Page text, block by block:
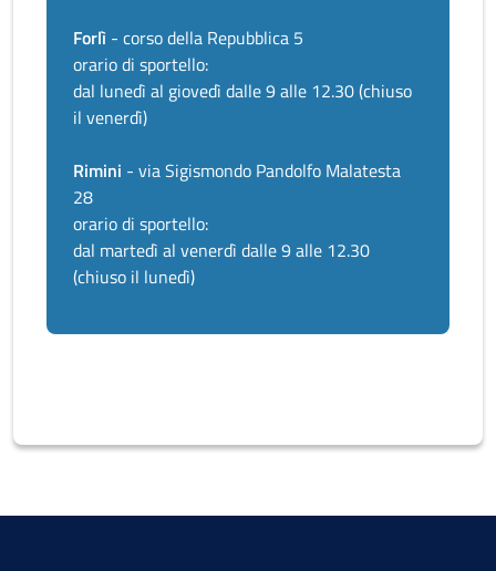
Forlì - corso della Repubblica 5
orario di sportello:
dal lunedì al giovedì dalle 9 alle 12.30 (chiuso
il venerdì)
Rimini - via Sigismondo Pandolfo Malatesta
28
orario di sportello:
dal martedì al venerdì dalle 9 alle 12.30
(chiuso il lunedì)